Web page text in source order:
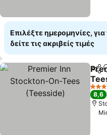
Επιλέξτε ημερομηνίες, για
δείτε τις ακριβείς τιμές
3
8,6